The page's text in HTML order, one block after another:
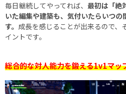
毎日継続してやってれば、 最初は「絶
いた編集や建築も、気付いたらいつの
す。 成長を感じることが出来るので、
イントです。
総合的な対人能力を鍛える1v1マッ